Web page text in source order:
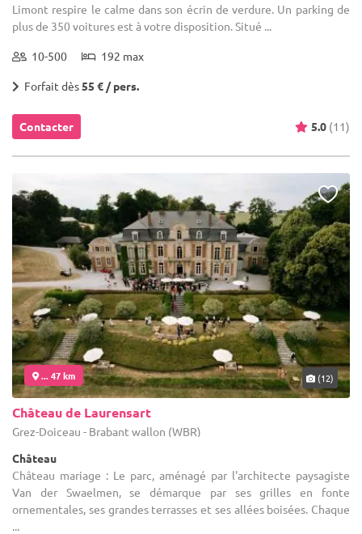
Limont respire le calme dans son écrin de verdure. Un parking de
plus de 350 voitures est à votre disposition. Situé ...
10-500 192 max
Forfait dès55 € / pers.
Contacter 5.0 (11)
... 47 km (12)
Château de Laurensart
Grez-Doiceau - Brabant wallon (WBR)
Château
Château mariage : Le parc, aménagé par l'architecte paysagiste
Van der Swaelmen, se démarque par ses grilles en fonte
ornementales, ses grandes terrasses et ses allées boisées. Chaque
...